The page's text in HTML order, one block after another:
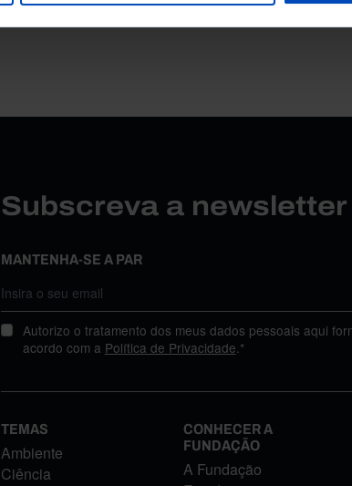
Subscreva a
MANTENHA-SE A PAR
Autorizo o tratamento dos meus dados pessoais aqui
acordo com a Política de Privacidade.*
TEMAS
Ambiente
Ciência
CONHECER A
FUNDAÇÃO
A Fundação